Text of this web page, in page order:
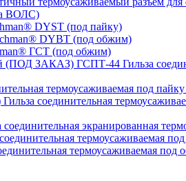
ВОЛС)
DYST (под пайку)
DYBT (под обжим)
ГСТ (под обжим)
ГСПТ-44 Гильза
термоусаживаемая под
Гильза соединительная
соединительная экранированная
соединительная
термоусаживаемая